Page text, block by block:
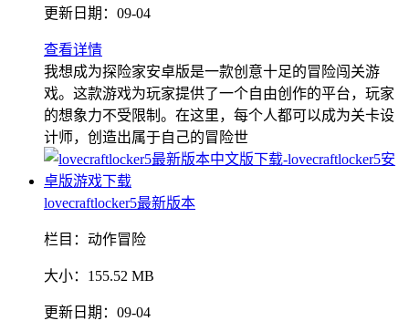
更新日期： 09-04
查看详情
我想成为探险家安卓版是一款创意十足的冒险闯关游
戏。这款游戏为玩家提供了一个自由创作的平台，玩家
的想象力不受限制。在这里，每个人都可以成为关卡设
计师，创造出属于自己的冒险世
lovecraftlocker5最新版本
栏目： 动作冒险
大小： 155.52 MB
更新日期： 09-04